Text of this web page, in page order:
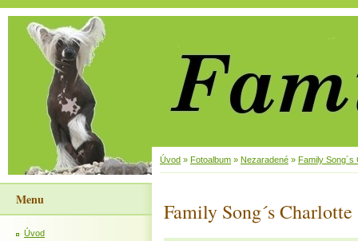
Menu
Úvod
Úvod » Fotoalbum » Nezaradené » Family Song´s
Family Song´s Charlotte